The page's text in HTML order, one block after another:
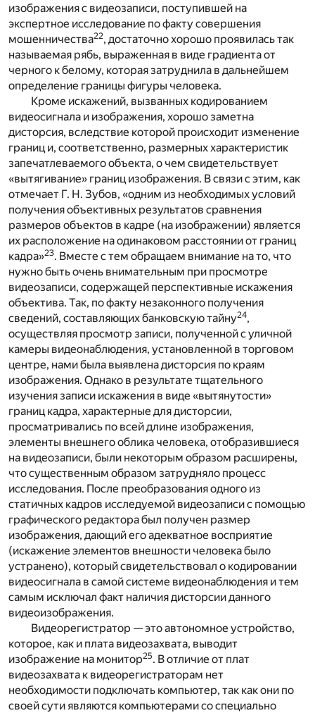
изображения с видеозаписи, поступившей на
экспертное исследование по факту совершения
мошенничества22, достаточно хорошо проявилась так
называемая рябь, выраженная в виде градиента от
черного к белому, которая затруднила в дальнейшем
определение границы фигуры человека.
Кроме искажений, вызванных кодированием
видеосигнала и изображения, хорошо заметна
дисторсия, вследствие которой происходит изменение
границ и, соответственно, размерных характеристик
запечатлеваемого объекта, о чем свидетельствует
«вытягивание» границ изображения. В связи с этим, как
отмечает Г. Н. Зубов, «одним из необходимых условий
получения объективных результатов сравнения
размеров объектов в кадре (на изображении) является
их расположение на одинаковом расстоянии от границ
кадра»23. Вместе с тем обращаем внимание на то, что
нужно быть очень внимательным при просмотре
видеозаписи, содержащей перспективные искажения
объектива. Так, по факту незаконного получения
сведений, составляющих банковскую тайну24,
осуществляя просмотр записи, полученной с уличной
камеры видеонаблюдения, установленной в торговом
центре, нами была выявлена дисторсия по краям
изображения. Однако в результате тщательного
изучения записи искажения в виде «вытянутости»
границ кадра, характерные для дисторсии,
просматривались по всей длине изображения,
элементы внешнего облика человека, отобразившиеся
на видеозаписи, были некоторым образом расширены,
что существенным образом затрудняло процесс
исследования. После преобразования одного из
статичных кадров исследуемой видеозаписи с помощью
графического редактора был получен размер
изображения, дающий его адекватное восприятие
(искажение элементов внешности человека было
устранено), который свидетельствовал о кодировании
видеосигнала в самой системе видеонаблюдения и тем
самым исключал факт наличия дисторсии данного
видеоизображения.
Видеорегистратор — это автономное устройство,
которое, как и плата видеозахвата, выводит
изображение на монитор25. В отличие от плат
видеозахвата к видеорегистраторам нет
необходимости подключать компьютер, так как они по
своей сути являются компьютерами со специально